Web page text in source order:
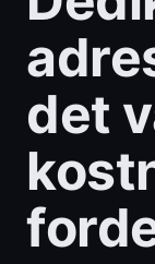
det